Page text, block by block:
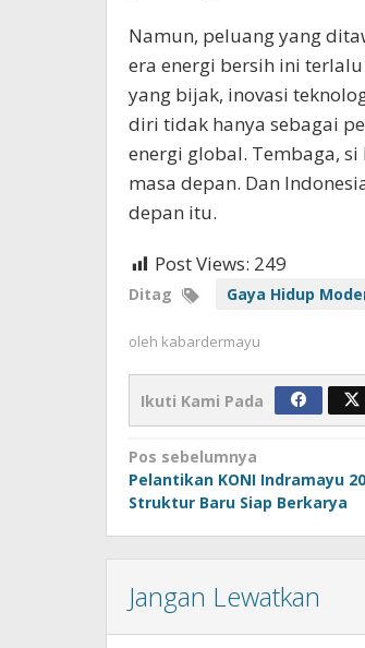
Namun, peluang yang
era energi bersih ini
yang bijak, inovasi
diri tidak hanya sebagai
energi global. Tembaga,
masa depan. Dan
depan itu.
Post Views: 249
Ditag Gaya Hidup
oleh kabardermayu
Ikuti Kami Pada
Navigasi
pos
Pos sebelumnya
Pelantikan KONI Indramayu
Struktur Baru Siap Berkarya
Jangan Lewatkan